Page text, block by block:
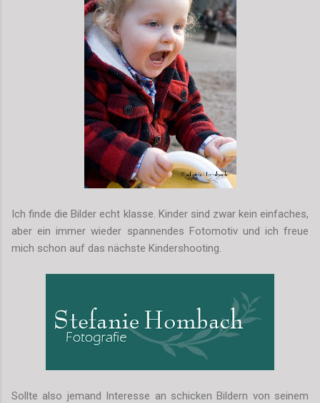
Ich finde die Bilder echt klasse. Kinder sind zwar kein einfaches,
aber ein immer wieder spannendes Fotomotiv und ich freue
mich schon auf das nächste Kindershooting.
Sollte also jemand Interesse an schicken Bildern von seinem